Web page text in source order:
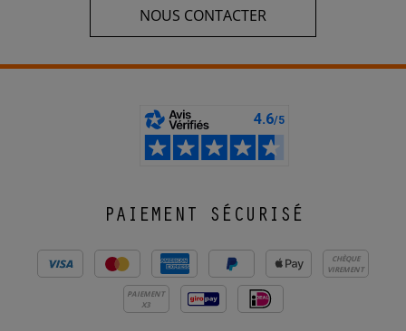
NOUS CONTACTER
PAIEMENT SÉCURISÉ
CHÈQUE
VIREMENT
PAIEMENT
X3